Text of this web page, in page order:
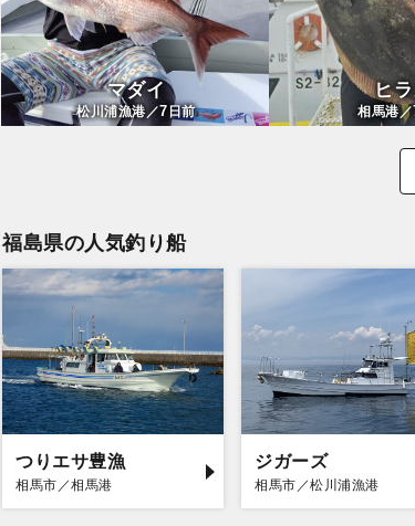
マダイ
松川浦漁港／7 日前
ヒラ
相馬港／
福島県の人気釣り船
つりエサ豊漁
相馬市／相馬港
ジガーズ
相馬市／松川浦漁港